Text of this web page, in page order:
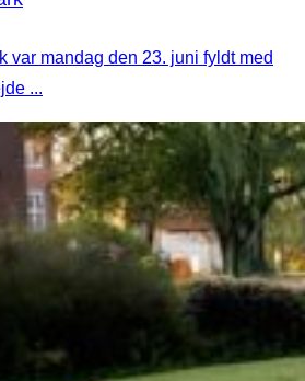
var mandag den 23. juni fyldt med
...